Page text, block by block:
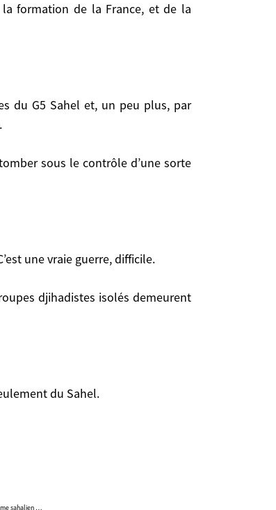
formation de la France, et de la
une vraie guerre, difficile.
du Sahel.
sahalien …